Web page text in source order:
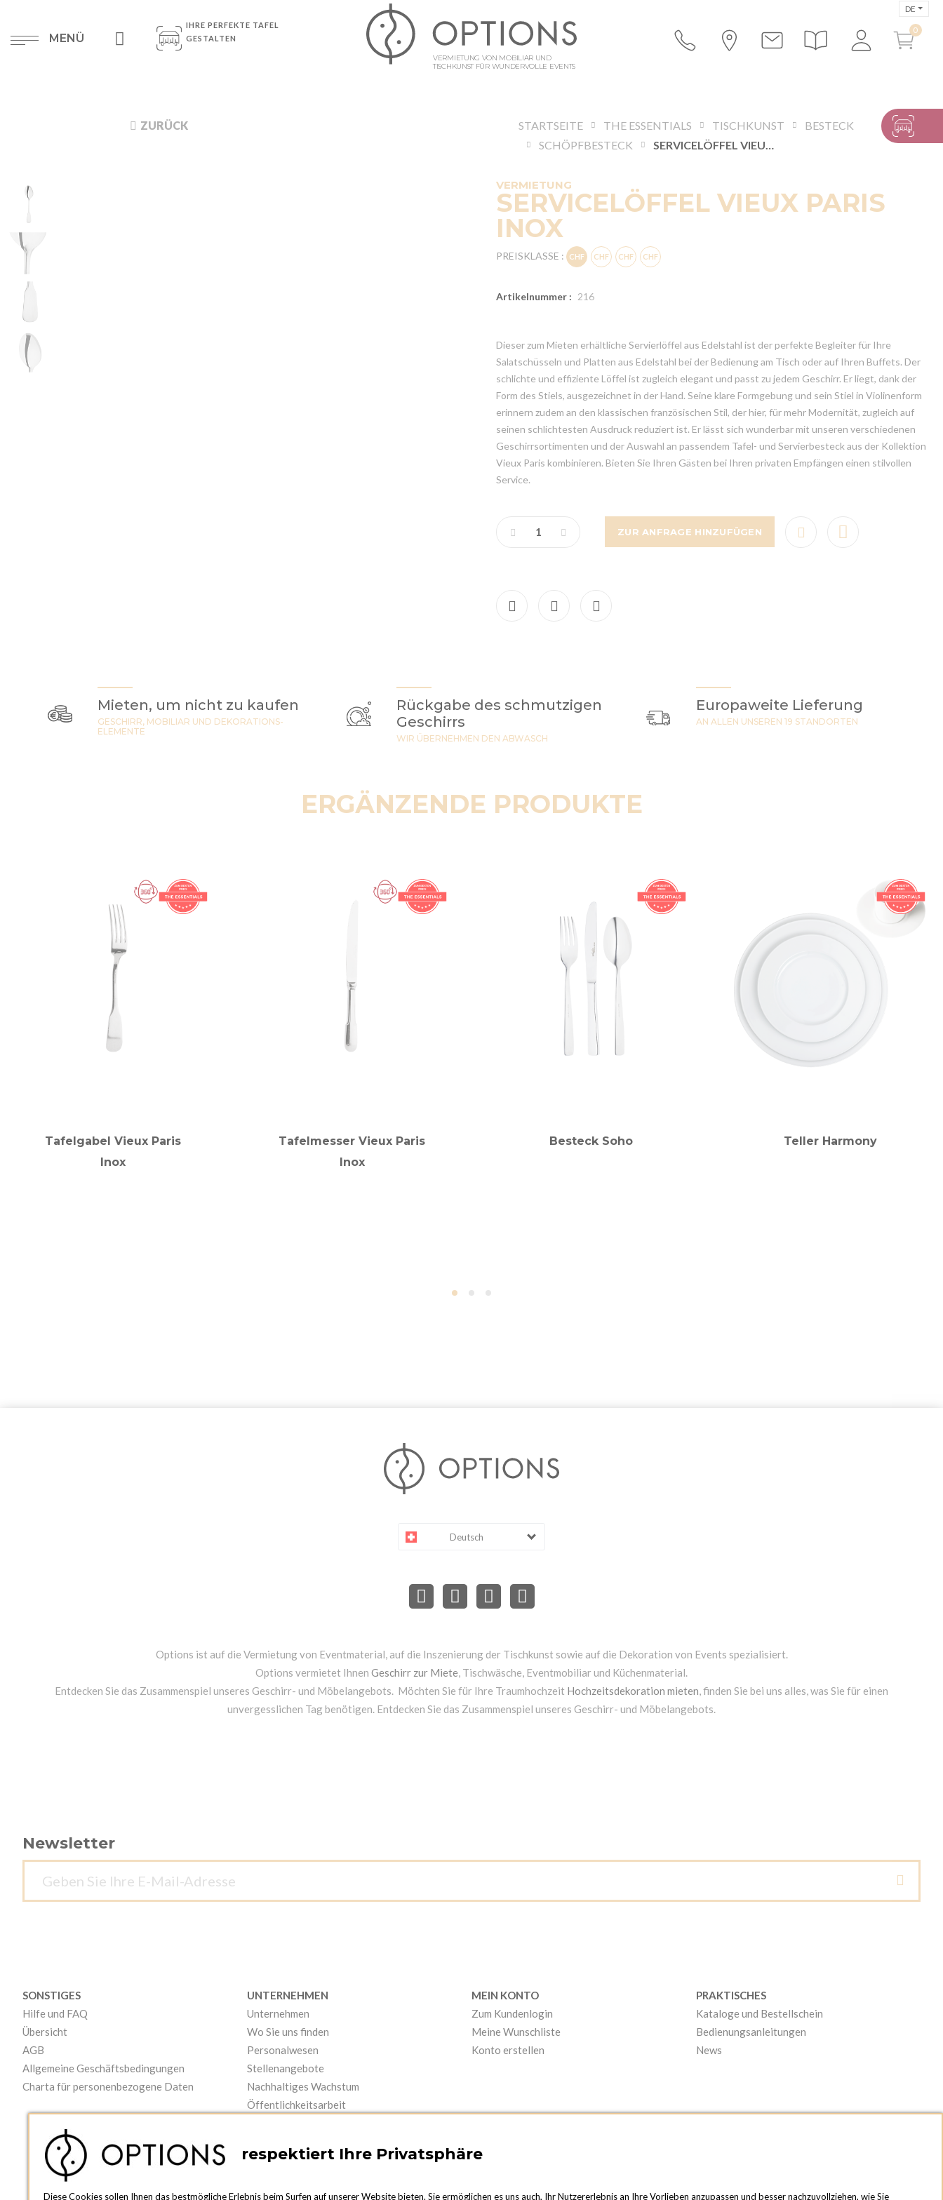
MENÜ
IHRE PERFEKTE TAFEL
GESTALTEN
VERMIETUNG VON MOBILIAR UND
TISCHKUNST FÜR WUNDERVOLLE EVENTS
DE
ZURÜCK STARTSEITE THE ESSENTIALS TISCHKUNST
BESTECK
SCHÖPFBESTECK
SERVICELÖFFEL VIEUX PARIS INOX
VERMIETUNG
SERVICELÖFFEL VIEUX PARIS
INOX
PREISKLASSE :
Artikelnummer : 216
Dieser zum Mieten erhältliche Servierlöffel aus Edelstahl ist der perfekte Begleiter für Ihre
Salatschüsseln und Platten aus Edelstahl bei der Bedienung am Tisch oder auf Ihren Buffets. Der
schlichte und effiziente Löffel ist zugleich elegant und passt zu jedem Geschirr. Er liegt, dank der
Form des Stiels, ausgezeichnet in der Hand. Seine klare Formgebung und sein Stiel in Violinenform
erinnern zudem an den klassischen französischen Stil, der hier, für mehr Modernität, zugleich auf
seinen schlichtesten Ausdruck reduziert ist. Er lässt sich wunderbar mit unseren verschiedenen
Geschirrsortimenten und der Auswahl an passendem Tafel- und Servierbesteck aus der Kollektion
Vieux Paris kombinieren. Bieten Sie Ihren Gästen bei Ihren privaten Empfängen einen stilvollen
Service.
ZUR ANFRAGE HINZUFÜGEN
Mieten, um nicht zu kaufen
GESCHIRR, MOBILIAR UND DEKORATIONS-
ELEMENTE
Rückgabe des schmutzigen
Geschirrs
WIR ÜBERNEHMEN DEN ABWASCH
Europaweite Lieferung
AN ALLEN UNSEREN 19 STANDORTEN
ERGÄNZENDE PRODUKTE
Tafelgabel Vieux Paris
Inox
Tafelmesser Vieux Paris
Inox
Besteck Soho Teller Harmony
Deutsch
Options ist auf die Vermietung von Eventmaterial, auf die Inszenierung der Tischkunst sowie auf die Dekoration von Events spezialisiert.
Options vermietet Ihnen Geschirr zur Miete, Tischwäsche, Eventmobiliar und Küchenmaterial.
Entdecken Sie das Zusammenspiel unseres Geschirr- und Möbelangebots. Möchten Sie für Ihre Traumhochzeit Hochzeitsdekoration mieten, finden Sie bei uns alles, was Sie für einen
unvergesslichen Tag benötigen. Entdecken Sie das Zusammenspiel unseres Geschirr- und Möbelangebots.
Newsletter
SONSTIGES
Hilfe und FAQ
Übersicht
AGB
Allgemeine Geschäftsbedingungen
Charta für personenbezogene Daten
UNTERNEHMEN
Unternehmen
Wo Sie uns finden
Personalwesen
Stellenangebote
Nachhaltiges Wachstum
Öffentlichkeitsarbeit
MEIN KONTO
Zum Kundenlogin
Meine Wunschliste
Konto erstellen
PRAKTISCHES
Kataloge und Bestellschein
Bedienungsanleitungen
News
respektiert Ihre Privatsphäre
Diese Cookies sollen Ihnen das bestmögliche Erlebnis beim Surfen auf unserer Website bieten. Sie ermöglichen es uns auch, Ihr Nutzererlebnis an Ihre Vorlieben anzupassen und besser nachzuvollziehen, wie Sie